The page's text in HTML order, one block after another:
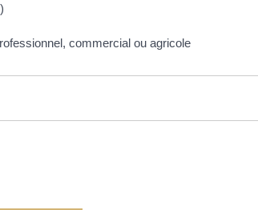
commercial ou agricole